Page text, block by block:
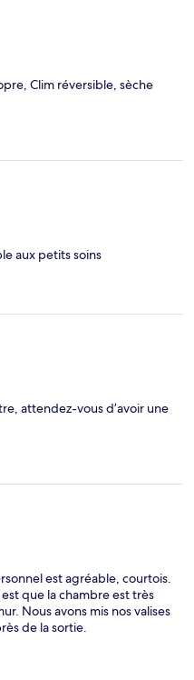
Clim réversible, sèche
aux petits soins
attendez-vous d’avoir une
est agréable, courtois.
que la chambre est très
Nous avons mis nos valises
de la sortie.